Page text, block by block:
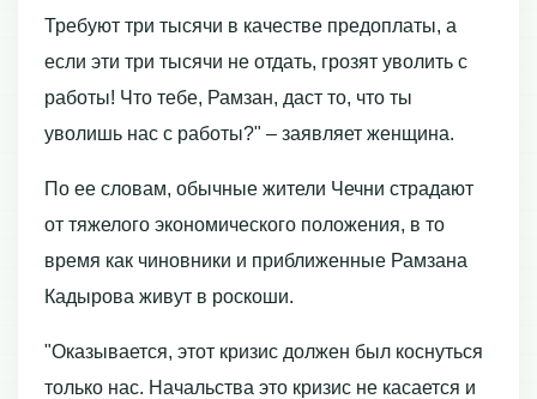
Требуют три тысячи в качестве предоплаты, а
если эти три тысячи не отдать, грозят уволить с
работы! Что тебе, Рамзан, даст то, что ты
уволишь нас с работы?" – заявляет женщина.
По ее словам, обычные жители Чечни страдают
от тяжелого экономического положения, в то
время как чиновники и приближенные Рамзана
Кадырова живут в роскоши.
"Оказывается, этот кризис должен был коснуться
только нас. Начальства это кризис не касается и